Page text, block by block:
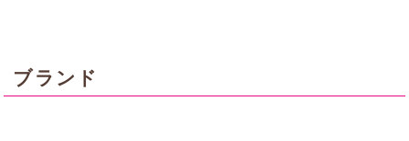
ブランド